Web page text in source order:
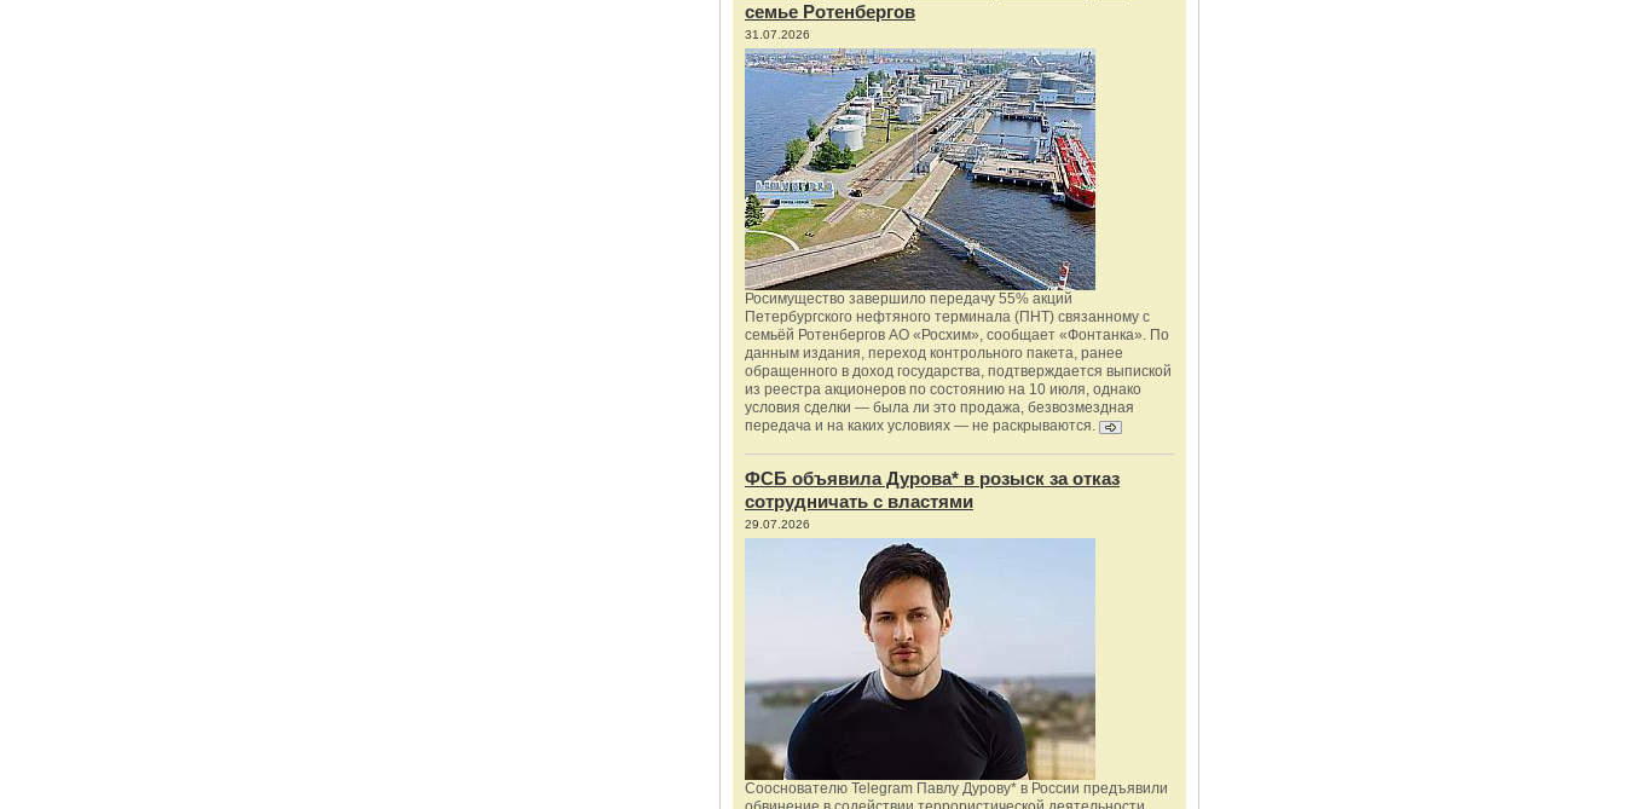
семье Ротенбергов
31.07.2026
Росимущество завершило передачу 55% акций
Петербургского нефтяного терминала (ПНТ) связанному с
семьёй Ротенбергов АО «Росхим», сообщает «Фонтанка». По
данным издания, переход контрольного пакета, ранее
обращенного в доход государства, подтверждается выпиской
из реестра акционеров по состоянию на 10 июля, однако
условия сделки — была ли это продажа, безвозмездная
передача и на каких условиях — не раскрываются.
ФСБ объявила Дурова* в розыск за отказ
сотрудничать с властями
29.07.2026
Сооснователю Telegram Павлу Дурову* в России предъявили